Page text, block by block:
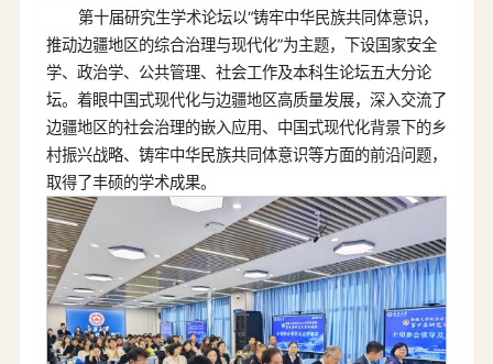
第十届研究生学术论坛以“铸牢中华民族共同体意识，
推动边疆地区的综合治理与现代化”为主题，下设国家安全
学、政治学、公共管理、社会工作及本科生论坛五大分论
坛。着眼中国式现代化与边疆地区高质量发展，深入交流了
边疆地区的社会治理的嵌入应用、中国式现代化背景下的乡
村振兴战略、铸牢中华民族共同体意识等方面的前沿问题，
取得了丰硕的学术成果。